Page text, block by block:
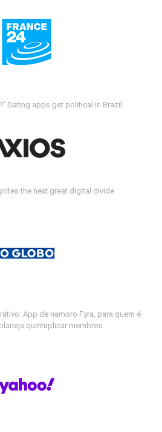
Dating apps get political in Brazil
the next great digital divide
App de namoro Fyra, para quem é
quintuplicar membros